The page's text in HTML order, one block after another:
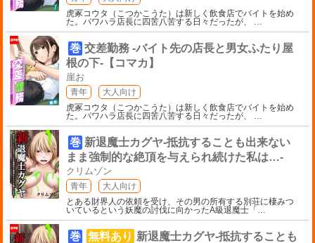
虎冢コウタ（こつかこうた）は新しく飲食店でバイトを始め
た。パワハラ店長に四苦八苦する日々だったが、
巻 交差勤務 -バイト先の店長と男女ふたり屋
根の下-【コマカ】
崖お
青年
大人向け
虎冢コウタ（こつかこうた）は新しく飲食店でバイトを始め
た。パワハラ店長に四苦八苦する日々だったが、
巻 新退魔士カグヤ-抵抗することも出来ない
まま強制的な絶頂を与えられ続けた私は…-
クリムゾン
青年
大人向け
とある財界人の依頼を受け、その男の所有する別荘に棲みつ
いているという妖魔の討伐に向かったA級退魔士「
巻 無料あり 新退魔士カグヤ-抵抗することも